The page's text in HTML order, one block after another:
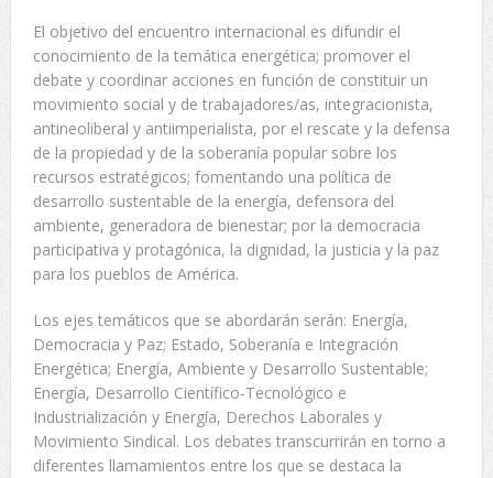
El objetivo del encuentro internacional es difundir el
conocimiento de la temática energética; promover el
debate y coordinar acciones en función de constituir un
movimiento social y de trabajadores/as, integracionista,
antineoliberal y antiimperialista, por el rescate y la defensa
de la propiedad y de la soberanía popular sobre los
recursos estratégicos; fomentando una política de
desarrollo sustentable de la energía, defensora del
ambiente, generadora de bienestar; por la democracia
participativa y protagónica, la dignidad, la justicia y la paz
para los pueblos de América.
Los ejes temáticos que se abordarán serán: Energía,
Democracia y Paz; Estado, Soberanía e Integración
Energética; Energía, Ambiente y Desarrollo Sustentable;
Energía, Desarrollo Científico-Tecnológico e
Industrialización y Energía, Derechos Laborales y
Movimiento Sindical. Los debates transcurrirán en torno a
diferentes llamamientos entre los que se destaca la